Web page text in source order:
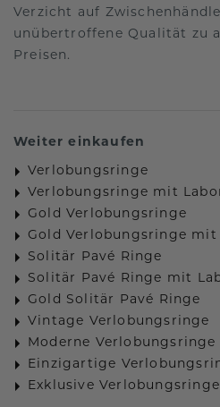
Verzicht auf
unübertroffene Qualität zu
Preisen.
Weiter einkaufen
Verlobungsringe
Verlobungsringe mit
Gold Verlobungsringe
Gold Verlobungsringe
Solitär Pavé Ringe
Solitär Pavé Ringe mit
Gold Solitär Pavé Ringe
Vintage Verlobungsringe
Moderne Verlobungsringe
Einzigartige
Exklusive Verlobungsringe